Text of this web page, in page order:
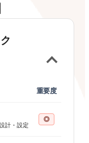
重要度
計・設定
◎